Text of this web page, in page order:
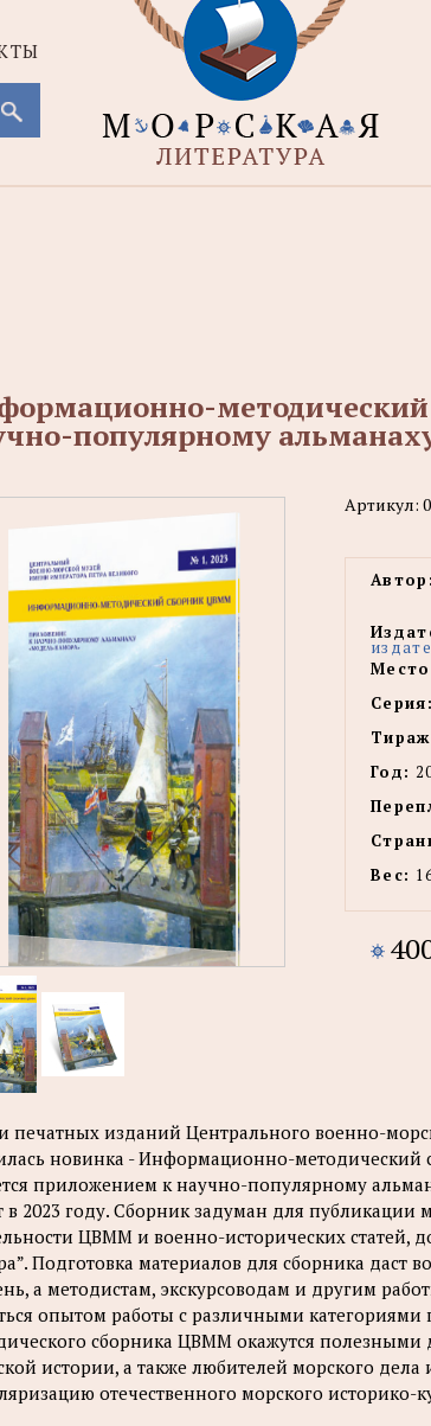
популярному
Артикул:
Автор:
Серия:
Год:
Вес:
печатных изданий Центрального военно-
новинка - Информационно-
приложением к научно-популярному
в 2023 году. Сборник задуман для
ЦВММ и военно-исторических
Подготовка материалов для сборника
а методистам, экскурсоводам и другим
опытом работы с различными
сборника ЦВММ окажутся полезными
истории, а также любителей морского
отечественного морского историко-